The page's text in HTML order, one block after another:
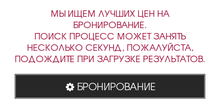
МЫ ИЩЕМ ЛУЧШИХ ЦЕН НА
БРОНИРОВАНИЕ.
ПОИСК ПРОЦЕСС МОЖЕТ ЗАНЯТЬ
НЕСКОЛЬКО СЕКУНД, ПОЖАЛУЙСТА,
ПОДОЖДИТЕ ПРИ ЗАГРУЗКЕ РЕЗУЛЬТАТОВ.
БРОНИРОВАНИЕ